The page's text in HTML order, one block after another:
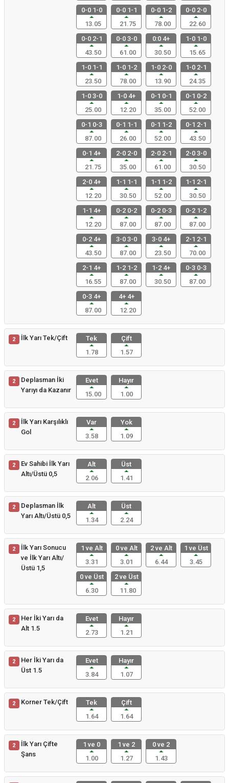
0-0 1-0
13.05
0-0 1-1
21.75
0-0 1-2
78.00
0-0 2-0
22.60
0-0 2-1
43.50
0-0 3-0
61.00
0:0 4+
30.50
1-0 1-0
15.65
1-0 1-1
23.50
1-0 1-2
78.00
1-0 2-0
13.90
1-0 2-1
24.35
1-0 3-0
25.00
1-0 4+
12.20
0-1 0-1
35.00
0-1 0-2
52.00
0-1 0-3
87.00
0-1 1-1
26.00
0-1 1-2
52.00
0-1 2-1
43.50
0-1 4+
21.75
2-0 2-0
35.00
2-0 2-1
61.00
2-0 3-0
30.50
2-0 4+
12.20
1-1 1-1
30.50
1-1 1-2
52.00
1-1 2-1
30.50
1-1 4+
12.20
0-2 0-2
87.00
0-2 0-3
87.00
0-2 1-2
87.00
0-2 4+
43.50
3-0 3-0
87.00
3-0 4+
23.50
2-1 2-1
70.00
2-1 4+
16.55
1-2 1-2
87.00
1-2 4+
30.50
0-3 0-3
87.00
0-3 4+
87.00
4+ 4+
12.20
2 İlk Yarı Tek/Çift
Tek
1.78
Çift
1.57
2
Deplasman İki
Yarıyı da Kazanır
Evet
15.00
Hayır
1.00
2
İlk Yarı Karşılıklı
Gol
Var
3.58
Yok
1.09
2
Ev Sahibi İlk Yarı
Altı/Üstü 0,5
Alt
2.06
Üst
1.41
2
Deplasman İlk
Yarı Altı/Üstü 0,5
Alt
1.34
Üst
2.24
2
İlk Yarı Sonucu
ve İlk Yarı Altı/
Üstü 1,5
1 ve Alt
3.31
0 ve Alt
3.01
2 ve Alt
6.44
1 ve Üst
3.45
0 ve Üst
6.30
2 ve Üst
11.80
2
Her İki Yarı da
Alt 1.5
Evet
2.73
Hayır
1.21
2
Her İki Yarı da
Üst 1.5
Evet
3.84
Hayır
1.07
2 Korner Tek/Çift
Tek
1.64
Çift
1.64
2
İlk Yarı Çifte
Şans
1 ve 0
1.00
1 ve 2
1.27
0 ve 2
1.43